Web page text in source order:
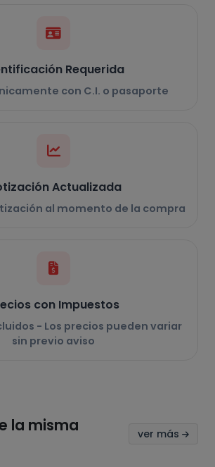
Requerida
con C.I. o pasaporte
Actualizada
al momento de la compra
con Impuestos
- Los precios pueden variar
sin previo aviso
la misma
ver más